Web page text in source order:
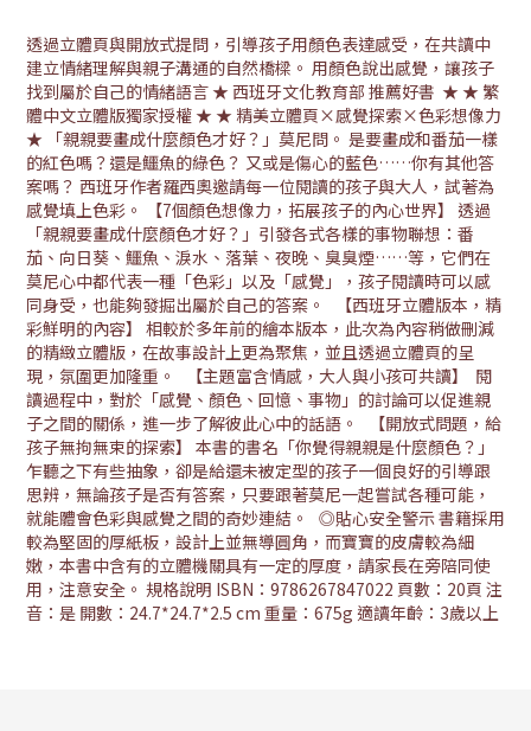
透過立體頁與開放式提問，引導孩子用顏色表達感受，在共讀中
建立情緒理解與親子溝通的自然橋樑。 用顏色說出感覺，讓孩子
找到屬於自己的情緒語言 ★ 西班牙文化教育部 推薦好書 ★ ★ 繁
體中文立體版獨家授權 ★ ★ 精美立體頁×感覺探索×色彩想像力
★ 「親親要畫成什麼顏色才好？」莫尼問。 是要畫成和番茄一樣
的紅色嗎？還是鱷魚的綠色？ 又或是傷心的藍色……你有其他答
案嗎？ 西班牙作者羅西奧邀請每一位閱讀的孩子與大人，試著為
感覺填上色彩。 【7個顏色想像力，拓展孩子的內心世界】 透過
「親親要畫成什麼顏色才好？」引發各式各樣的事物聯想：番
茄、向日葵、鱷魚、淚水、落葉、夜晚、臭臭煙……等，它們在
莫尼心中都代表一種「色彩」以及「感覺」，孩子閱讀時可以感
同身受，也能夠發掘出屬於自己的答案。 【西班牙立體版本，精
彩鮮明的內容】 相較於多年前的繪本版本，此次為內容稍做刪減
的精緻立體版，在故事設計上更為聚焦，並且透過立體頁的呈
現，氛圍更加隆重。 【主題富含情感，大人與小孩可共讀】 閱
讀過程中，對於「感覺、顏色、回憶、事物」的討論可以促進親
子之間的關係，進一步了解彼此心中的話語。 【開放式問題，給
孩子無拘無束的探索】 本書的書名「你覺得親親是什麼顏色？」
乍聽之下有些抽象，卻是給還未被定型的孩子一個良好的引導跟
思辨，無論孩子是否有答案，只要跟著莫尼一起嘗試各種可能，
就能體會色彩與感覺之間的奇妙連結。 ◎貼心安全警示 書籍採用
較為堅固的厚紙板，設計上並無導圓角，而寶寶的皮膚較為細
嫩，本書中含有的立體機關具有一定的厚度，請家長在旁陪同使
用，注意安全。 規格說明 ISBN：9786267847022 頁數：20頁 注
音：是 開數：24.7*24.7*2.5 cm 重量：675g 適讀年齡：3歲以上